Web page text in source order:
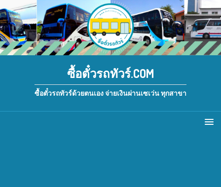
ซื้อตั๋วรถทัวร์.COM
ซื้อตั๋วรถทัวร์ด้วยตนเอง จ่ายเงินผ่านเซเว่น ทุกสาขา